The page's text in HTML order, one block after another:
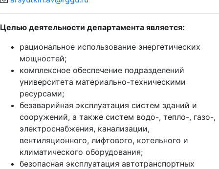
Целью деятельности департамента является:
рациональное использование энергетических
мощностей;
комплексное обеспечение подразделений
университета материально-техническими
ресурсами;
безаварийная эксплуатация систем зданий и
сооружений, а также систем водо-, тепло-, газо-,
электроснабжения, канализации,
вентиляционного, лифтового, котельного и
климатического оборудования;
безопасная эксплуатация автотранспортных